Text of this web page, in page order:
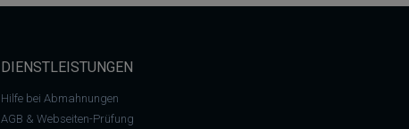
DIENSTLEISTUNGEN
Hilfe bei Abmahnungen
AGB & Webseiten-Prüfung